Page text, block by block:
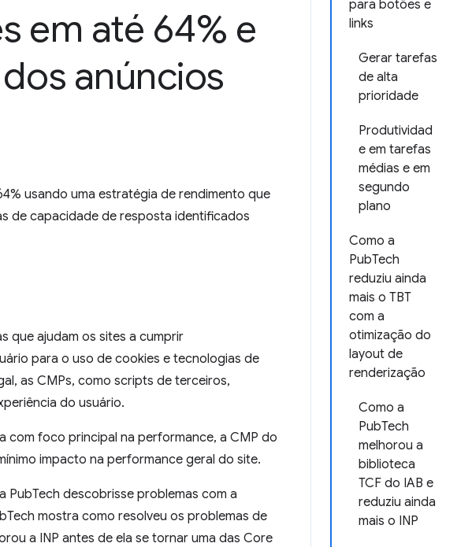
para botões e
links
Gerar tarefas
de alta
prioridade
Produtividad
e em tarefas
médias e em
segundo
plano
Como a
PubTech
reduziu ainda
mais o TBT
com a
otimização do
layout de
renderização
Como a
PubTech
melhorou a
biblioteca
TCF do IAB e
reduziu ainda
mais o INP
em até 64% e
anúncios
usando uma estratégia de rendimento que
de capacidade de resposta identificados
que ajudam os sites a cumprir
para o uso de cookies e tecnologias de
as CMPs, como scripts de terceiros,
do usuário.
com foco principal na performance, a CMP do
impacto na performance geral do site.
PubTech descobrisse problemas com a
mostra como resolveu os problemas de
a INP antes de ela se tornar uma das Core